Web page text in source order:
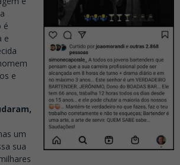
é
e
e
um
sua